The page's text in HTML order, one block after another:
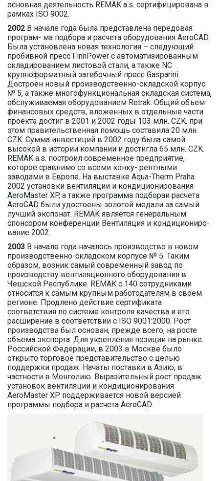
основная деятельность REMAK a.s. сертифицирована в
рамках ISO 9002.
2002 В начале года была представлена передовая
програм- ма подбора и расчета оборудования AeroCAD.
Была установлена новая технология – следующий
пробивной пресс FinnPower с автоматизированным
складированием листовой стали, а также NC
крупноформатный загибочный пресс Gasparini.
Достроен новый производственно-складской корпус
№ 5, а также многофункциональная складская система,
обслуживаемая оборудованием Retrak. Общий объем
финансовых средств, вложенных в отдельные части
проекта достиг в 2001 и 2002 годы 103 млн. CZK, при
этом правительственная помощь составила 20 млн.
CZK. Сумма инвестиций в 2002 году была самой
высокой в истории компании и достигла 65 млн. CZK.
REMAK a.s. построил современное предприятие,
которое сравнимо со всеми конку- рентными
заводами в Европе. На выставке Aqua-Therm Praha
2002 установки вентиляции и кондиционирования
AeroMaster XP, а также программа подбораи расчета
AeroCAD были удостоены золотой медали за самый
лучший экспонат. REMAK является генеральным
спонсором конференции Вентиляция и кондициониро-
вание 2002.
2003 В начале года началось производство в новом
производственно-складском корпусе № 5. Таким
образом, возник самый современный завод по
производству вентиляционного оборудования в
Чешской Республике. REMAK с 140 сотрудниками
относится к самым крупным работодателям в своем
регионе. Продлено действие сертификата
соответствия по системе контроля качества и его
расширение в соответствии с ISO 9001:2000. Рост
производства был основан, прежде всего, на росте
объема экспорта. Для укрепления позиции на рынке
Российской Федерации, в 2003 в Москве было
открыто торговое представительство с целью
поддержки продаж. Начаты поставки в Азию, в
частности в Монголию. Выразительный рост продаж
установок вентиляции и кондиционирования
AeroMaster XP поддерживается новой версией
программы подбора и расчета AeroCAD.